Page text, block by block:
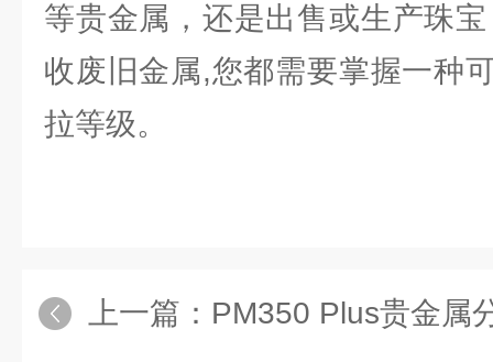
等贵金属，还是出售或生产珠
收废旧金属,您都需要掌握一种
拉等级。
上一篇： PM350 Plus贵金属